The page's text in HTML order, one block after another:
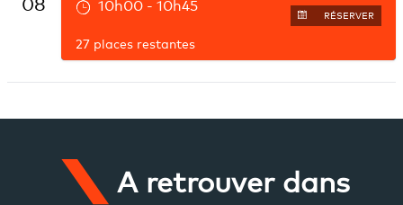
A retrouver dans